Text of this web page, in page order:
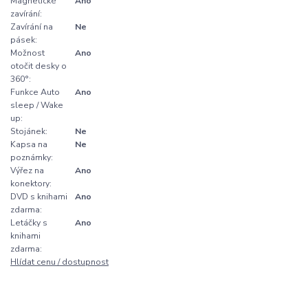
zavírání:
Zavírání na
pásek:
Ne
Možnost
otočit desky o
360°:
Ano
Funkce Auto
sleep / Wake
up:
Ano
Stojánek:
Ne
Kapsa na
poznámky:
Ne
Výřez na
konektory:
Ano
DVD s knihami
zdarma:
Ano
Letáčky s
knihami
zdarma:
Ano
Hlídat cenu / dostupnost